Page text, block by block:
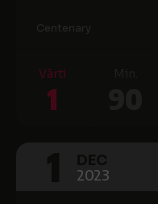
Centenary
Vārti
1
2023